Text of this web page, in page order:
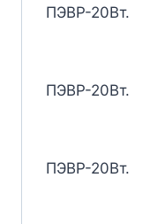
ПЭВР-20Вт.
ПЭВР-20Вт.
ПЭВР-20Вт.